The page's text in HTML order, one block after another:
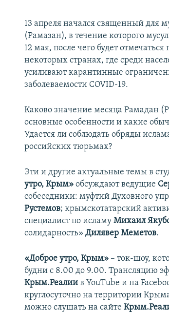
13 апреля начался священный для
(Рамазан), в течение которого
12 мая, после чего будет
некоторых странах, где среди
усиливают карантинные
заболеваемости COVID-19.
Каково значение месяца Рамадан
основные особенности и какие
Удается ли соблюдать обряды
российских тюрьмах?
Эти и другие актуальные темы в
утро, Крым»обсуждают ведущие
собеседники: муфтий Духовного
Рустемов; крымскотатарский
специалист по исламуМихаил
солидарность»Дилявер Меметов.
«Доброе утро, Крым» – ток-шоу,
будни с 8.00 до 9.00. Трансляцию
Крым.Реалии в YouTube и на
круглосуточно на территории
можно слушать на сайте